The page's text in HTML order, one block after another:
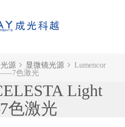
光源 显微镜光源
Lumencor
色激光
Light
色激光